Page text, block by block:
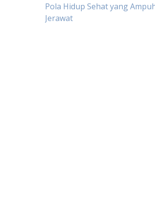
Post
Pola Hidup Sehat yang
Jerawat